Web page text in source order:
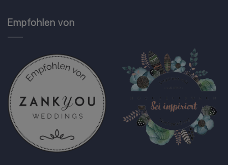
Empfohlen von